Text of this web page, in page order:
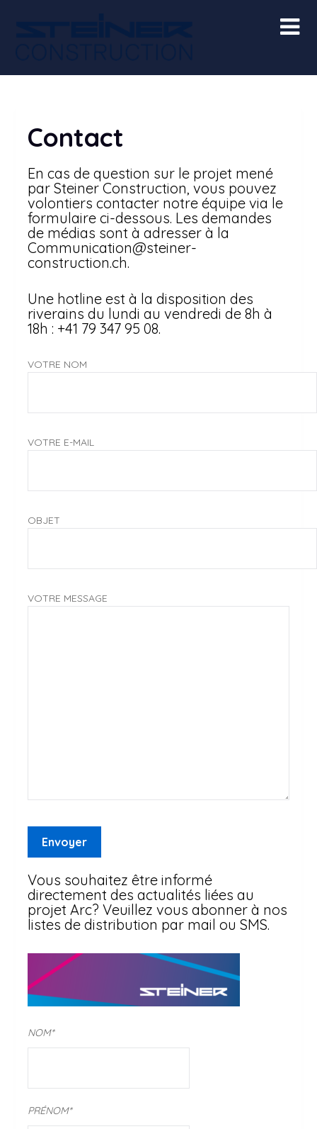
Contact
En cas de question sur le projet mené
par Steiner Construction, vous pouvez
volontiers contacter notre équipe via le
formulaire ci-dessous. Les demandes
de médias sont à adresser à la
Communication@steiner-
construction.ch.
Une hotline est à la disposition des
riverains du lundi au vendredi de 8h à
18h : +41 79 347 95 08.
VOTRE NOM
VOTRE E-MAIL
OBJET
VOTRE MESSAGE
Vous souhaitez être informé
directement des actualités liées au
projet Arc? Veuillez vous abonner à nos
listes de distribution par mail ou SMS.
NOM*
PRÉNOM*